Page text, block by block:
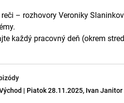
reči – rozhovory Veroniky
každý pracovný deň (okrem
| Piatok 28.11.2025, Ivan